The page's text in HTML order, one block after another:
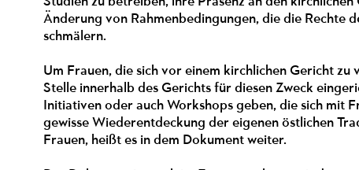
Änderung von Rahmenbedingungen, die die Rechte
schmälern.
Um Frauen, die sich vor einem kirchlichen Gericht
Stelle innerhalb des Gerichts für diesen Zweck
Initiativen oder auch Workshops geben, die sich mit
gewisse Wiederentdeckung der eigenen östlichen
Frauen, heißt es in dem Dokument weiter.